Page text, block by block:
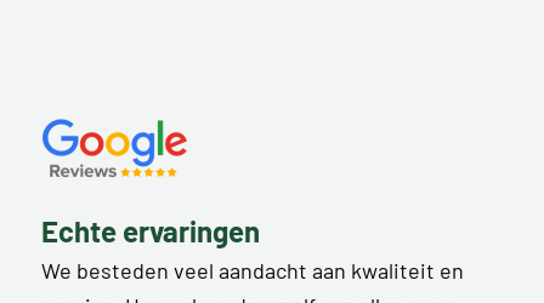
Echte ervaringen
We besteden veel aandacht aan kwaliteit en